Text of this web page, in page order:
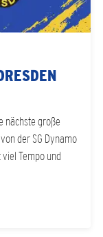
nächste große
der SG Dynamo
Tempo und